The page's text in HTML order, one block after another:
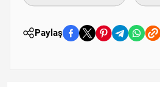
Paylaş